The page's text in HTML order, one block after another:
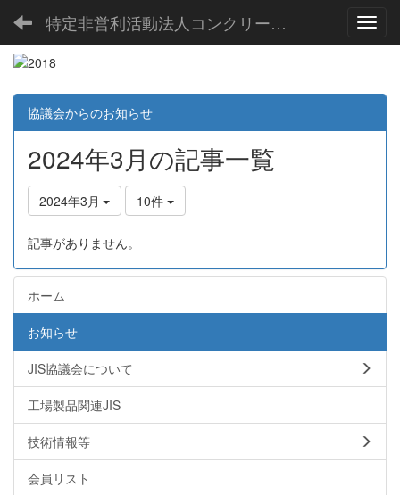
特定非営利活動法人コンクリート製品JIS協議会
協議会からのお知らせ
2024年3月の記事一覧
2024年3月 10件
記事がありません。
ホーム
お知らせ
JIS協議会について
工場製品関連JIS
技術情報等
会員リスト